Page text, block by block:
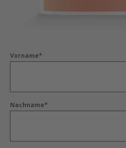
Vorname*
Nachname*